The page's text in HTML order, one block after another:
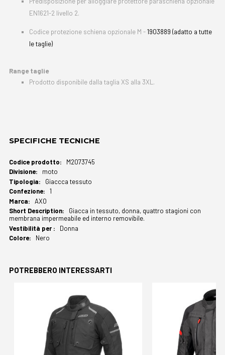
EN1621-2 livello 2.
Codice protezione schiena opzionale M -1903889 (adatto a tutte
le taglie)
Range taglie
Prodotto disponibile dalla taglia XS alla 3XL.
SPECIFICHE TECNICHE
Maggiori
Informazioni
M2073745
moto
Giaccca tessuto
1
AXO
Giacca in tessuto, donna, quattro stagioni con
membrana impermeabile ed interno removibile.
Donna
Nero
POTREBBERO INTERESSARTI